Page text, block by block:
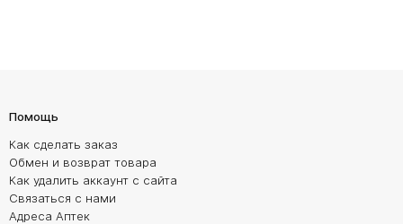
Помощь
Как сделать заказ
Обмен и возврат товара
Как удалить аккаунт с сайта
Связаться с нами
Адреса Аптек